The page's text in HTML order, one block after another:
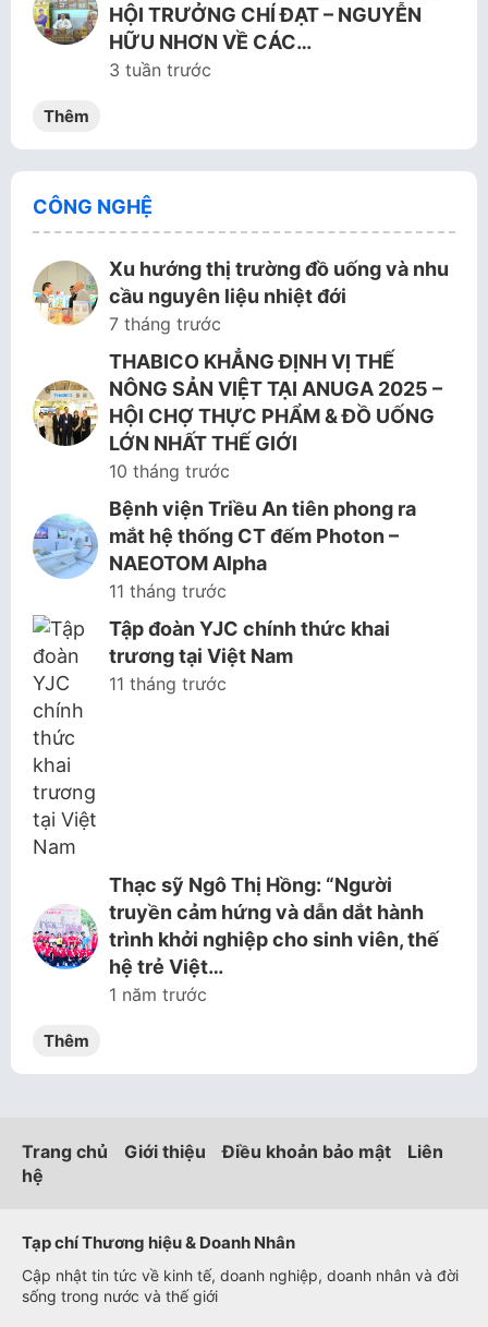
HỘI TRƯỞNG CHÍ ĐẠT – NGUYỄN
HỮU NHƠN VỀ CÁC…
3 tuần trước
Thêm
CÔNG NGHỆ
Xu hướng thị trường đồ uống và nhu
cầu nguyên liệu nhiệt đới
7 tháng trước
THABICO KHẲNG ĐỊNH VỊ THẾ
NÔNG SẢN VIỆT TẠI ANUGA 2025 –
HỘI CHỢ THỰC PHẨM & ĐỒ UỐNG
LỚN NHẤT THẾ GIỚI
10 tháng trước
Bệnh viện Triều An tiên phong ra
mắt hệ thống CT đếm Photon –
NAEOTOM Alpha
11 tháng trước
Tập đoàn YJC chính thức khai
trương tại Việt Nam
11 tháng trước
Thạc sỹ Ngô Thị Hồng: “Người
truyền cảm hứng và dẫn dắt hành
trình khởi nghiệp cho sinh viên, thế
hệ trẻ Việt…
1 năm trước
Thêm
Trang chủ Giới thiệu Điều khoản bảo mật
Liên
hệ
Tạp chí Thương hiệu & Doanh Nhân
Cập nhật tin tức về kinh tế, doanh nghiệp, doanh nhân và đời
sống trong nước và thế giới